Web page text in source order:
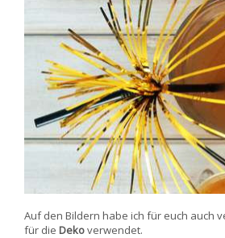
Auf den Bildern habe ich für euch auch
für die Dekoverwendet.